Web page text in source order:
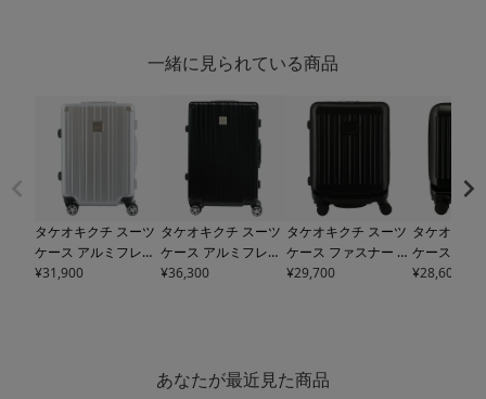
一緒に見られている商品
タケオキクチ スーツ
ケース アルミフレー
ム DAJ002
¥31,900
タケオキクチ スーツ
ケース アルミフレー
ム DAJ003
ルフェア対象】
¥36,300
タケオキクチ スーツ
ケース ファスナー C
TY002TAKEO KIKUC
フェア対象】
¥29,700
タケオキク
ケース ファ
TY001
¥28,600
あなたが最近見た商品